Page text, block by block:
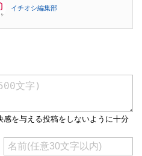
イチオシ編集部